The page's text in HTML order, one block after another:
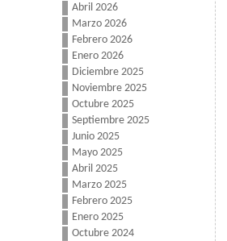
Abril 2026
Marzo 2026
Febrero 2026
Enero 2026
Diciembre 2025
Noviembre 2025
Octubre 2025
Septiembre 2025
Junio 2025
Mayo 2025
Abril 2025
Marzo 2025
Febrero 2025
Enero 2025
Octubre 2024